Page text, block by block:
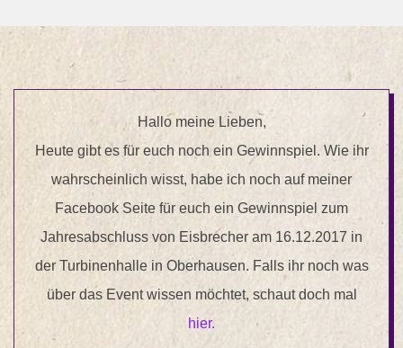
Hallo meine Lieben,
Heute gibt es für euch noch ein Gewinnspiel. Wie ihr
wahrscheinlich wisst, habe ich noch auf meiner
Facebook Seite für euch ein Gewinnspiel zum
Jahresabschluss von Eisbrecher am 16.12.2017 in
der Turbinenhalle in Oberhausen. Falls ihr noch was
über das Event wissen möchtet, schaut doch mal
hier.